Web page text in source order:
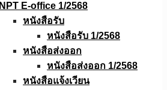
NPT E-office 1/2568
หนังสือรับ
หนังสือรับ 1/2568
หนังสือส่งออก
หนังสือส่งออก 1/2568
หนังสือแจ้งเวียน